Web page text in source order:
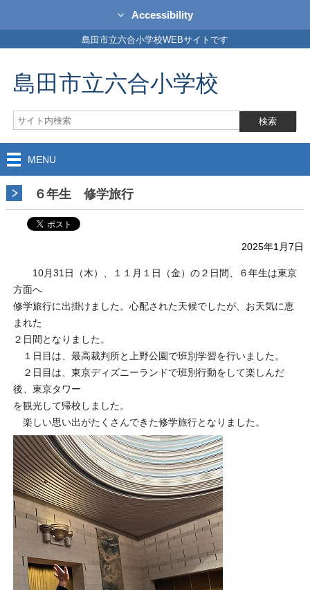
Accessibility
島田市立六合小学校WEBサイトです
島田市立六合小学校
MENU
６年生 修学旅行
2025年1月7日
10月31日（木）、１１月１日（金）の２日間、６年生は東京
方面へ
修学旅行に出掛けました。心配された天候でしたが、お天気に恵
まれた
２日間となりました。
１日目は、最高裁判所と上野公園で班別学習を行いました。
２日目は、東京ディズニーランドで班別行動をして楽しんだ
後、東京タワー
を観光して帰校しました。
楽しい思い出がたくさんできた修学旅行となりました。